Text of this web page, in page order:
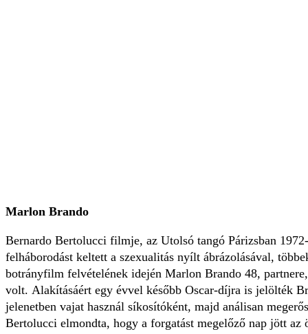
Marlon Brando
Bernardo Bertolucci filmje, az Utolsó tangó Párizsban
felháborodást keltett a szexualitás nyílt ábrázolásával,
botrányfilm felvételének idején Marlon Brando 48,
volt. Alakításáért egy évvel később Oscar-díjra is jelölték
jelenetben vajat használ síkosítóként, majd análisan
Bertolucci elmondta, hogy a forgatást megelőző nap jött